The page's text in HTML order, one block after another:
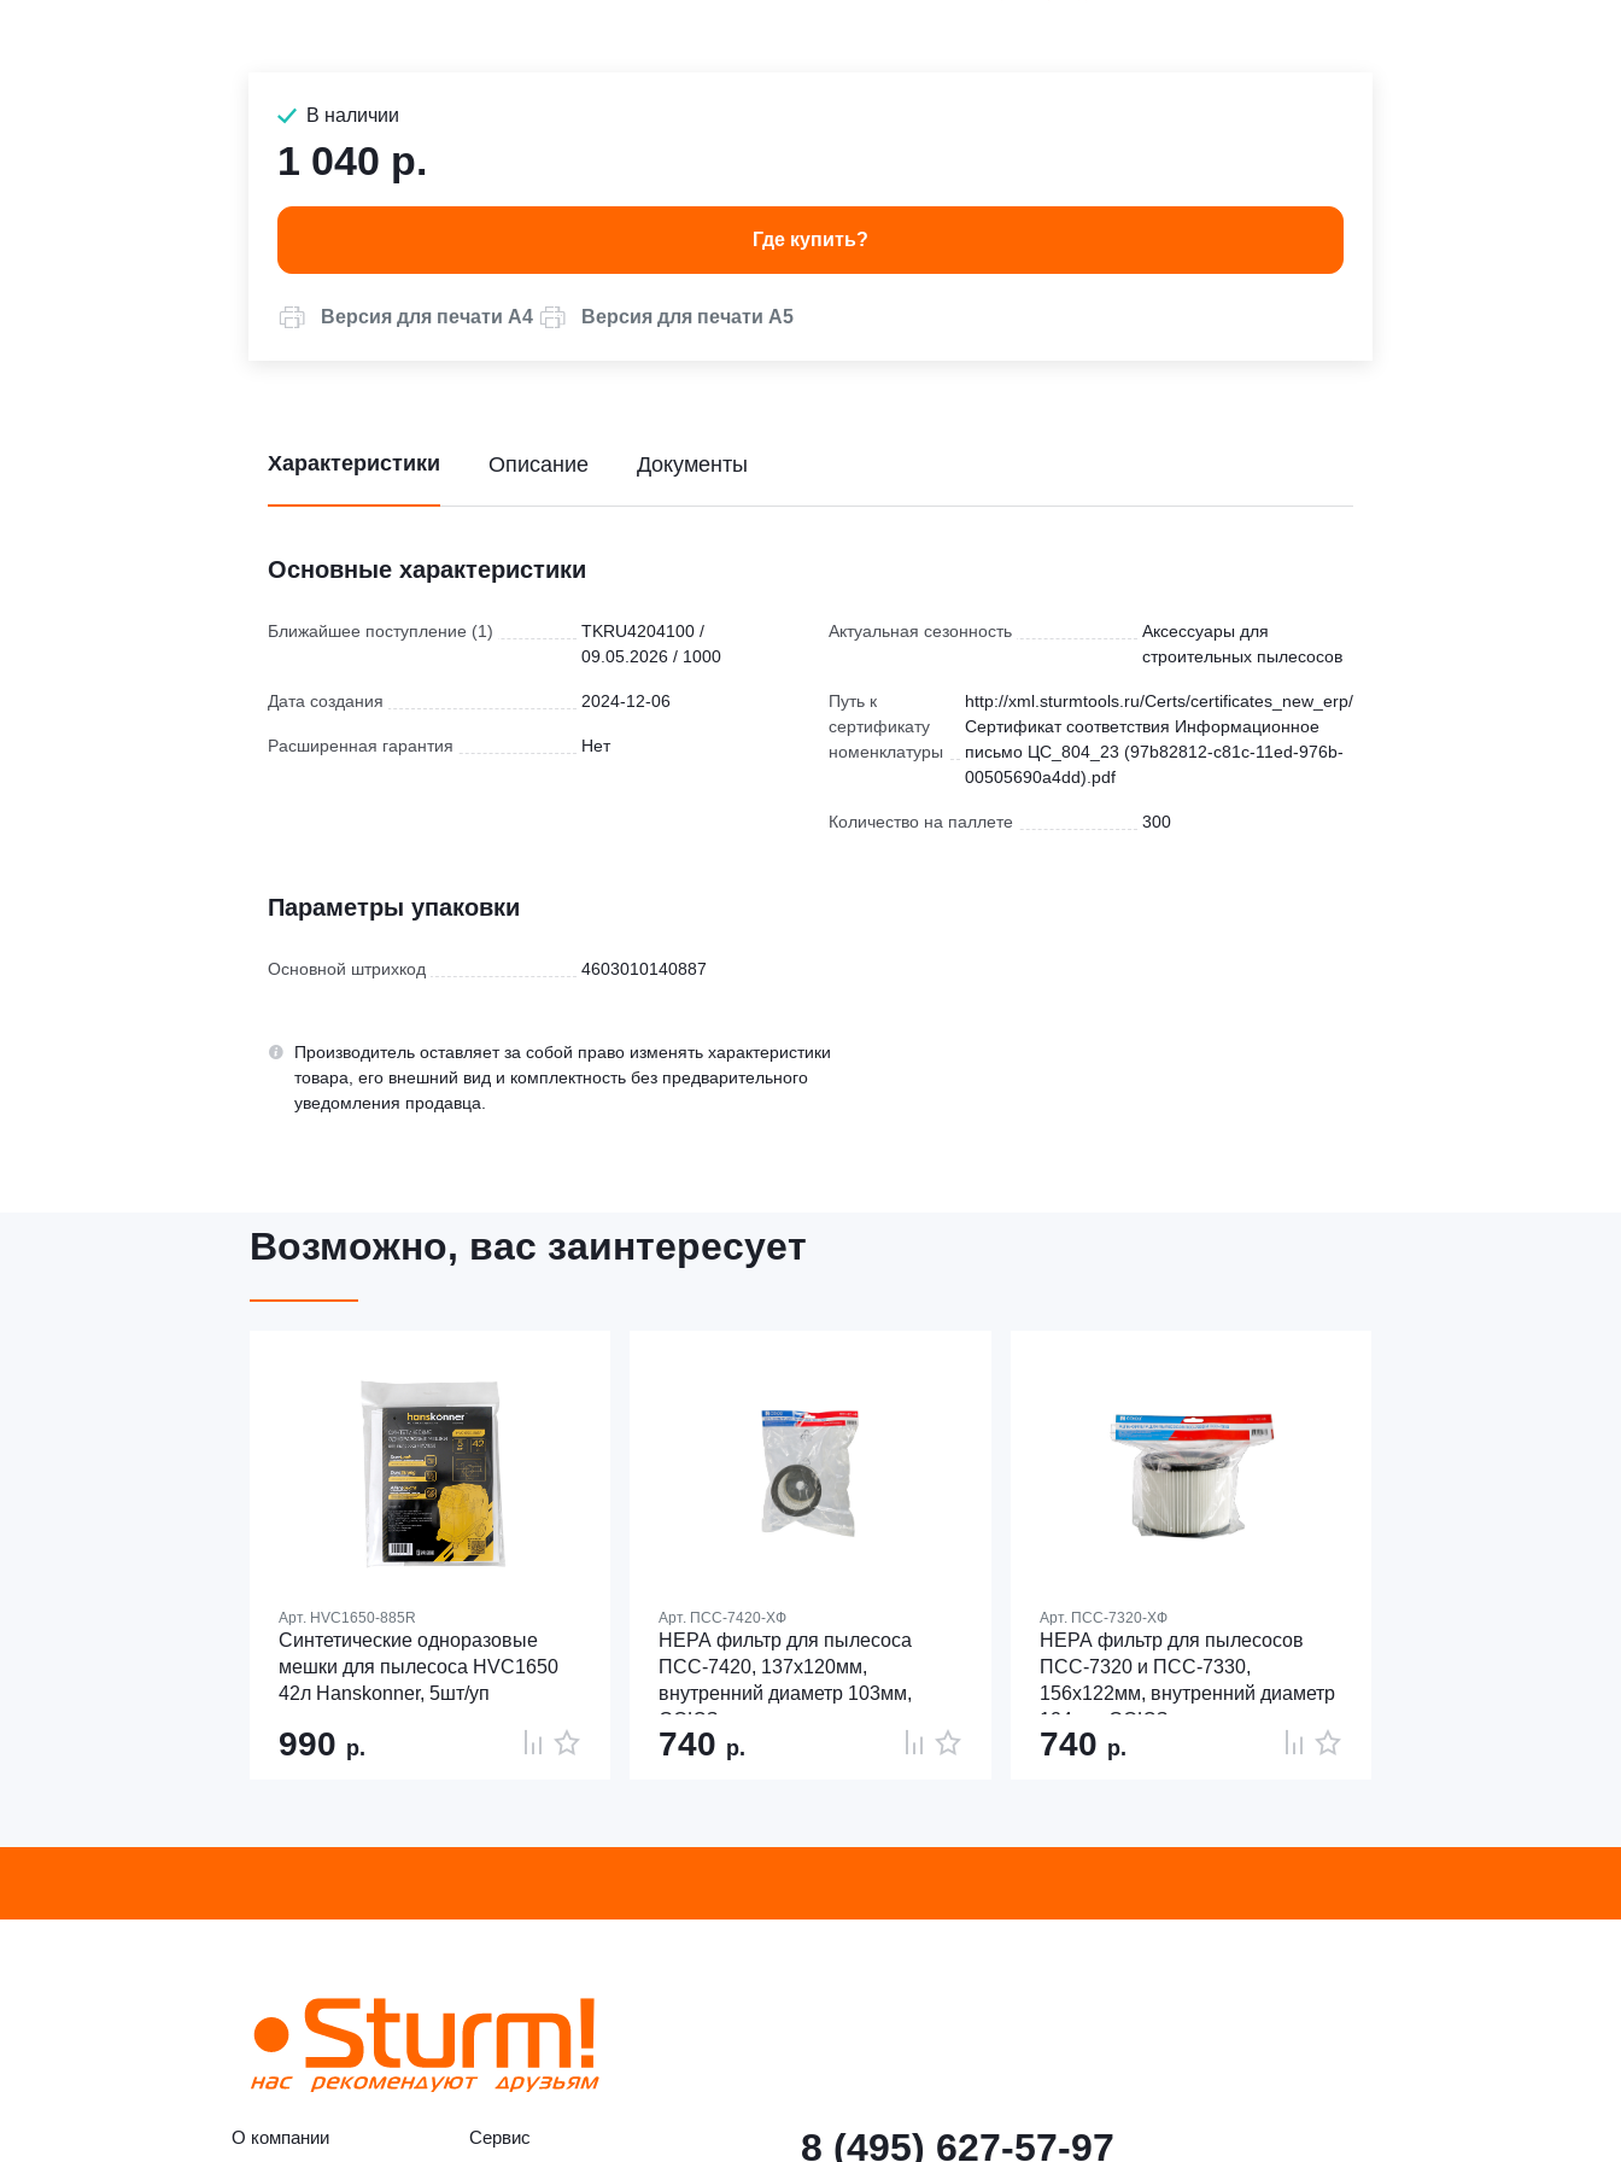
В наличии
1 040 р.
Где купить?
Версия для печати А4 Версия для печати А5
Характеристики
Основные характеристики
Ближайшее поступление (1)
TKRU4204100 /
09.05.2026 / 1000
Дата создания 2024-12-06
Расширенная гарантия Нет
Актуальная сезонность
Аксессуары для
строительных пылесосов
Путь к
сертификату
номенклатуры
http://xml.sturmtools.ru/Certs/certificates_new_erp/
Сертификат соответствия Информационное
письмо ЦС_804_23 (97b82812-c81c-11ed-976b-
00505690a4dd).pdf
Количество на паллете 300
Параметры упаковки
Основной штрихкод 4603010140887
Производитель оставляет за собой право изменять характеристики
товара, его внешний вид и комплектность без предварительного
уведомления продавца.
Описание Документы
Возможно, вас заинтересует
Арт. HVC1650-885R
Синтетические одноразовые
мешки для пылесоса HVC1650
42л Hanskonner, 5шт/уп
990 р.
Арт. ПСС-7420-ХФ
HEPA фильтр для пылесоса
ПСС-7420, 137х120мм,
внутренний диаметр 103мм,
СОЮЗ
740 р.
Арт. ПСС-7320-ХФ
HEPA фильтр для пылесосов
ПСС-7320 и ПСС-7330,
156х122мм, внутренний диаметр
124мм, СОЮЗ
740 р.
О компании Сервис 8 (495) 627-57-97